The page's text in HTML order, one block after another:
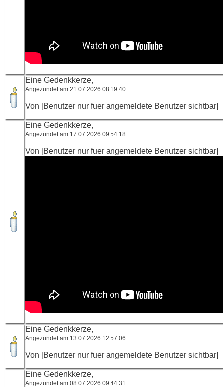
Eine Gedenkkerze,
Angezündet am 21.07.2026 08:19:40
Von [Benutzer nur fuer angemeldete Benutzer sichtbar]
Eine Gedenkkerze,
Angezündet am 17.07.2026 09:54:18
Von [Benutzer nur fuer angemeldete Benutzer sichtbar]
Eine Gedenkkerze,
Angezündet am 13.07.2026 12:57:06
Von [Benutzer nur fuer angemeldete Benutzer sichtbar]
Eine Gedenkkerze,
Angezündet am 08.07.2026 09:44:31